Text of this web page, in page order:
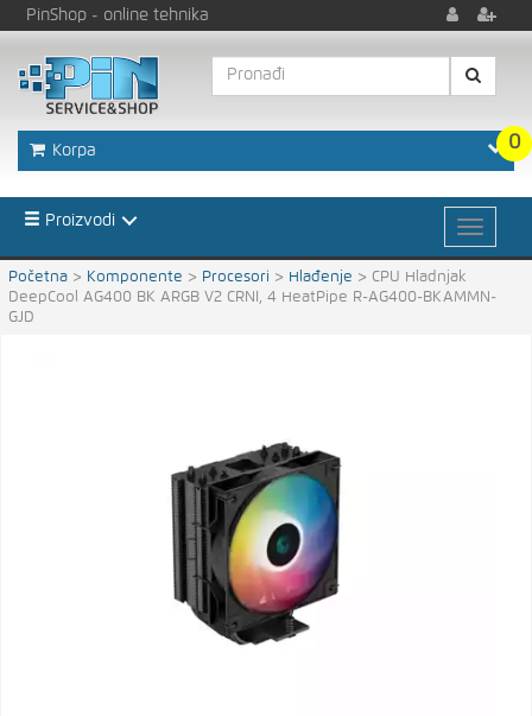
PinShop - online tehnika
0
Korpa
Proizvodi
Početna > Komponente > Procesori > Hlađenje > CPU Hladnjak
DeepCool AG400 BK ARGB V2 CRNI, 4 HeatPipe R-AG400-BKAMMN-
GJD